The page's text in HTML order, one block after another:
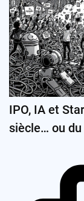
IPO, IA et
siècle… ou du